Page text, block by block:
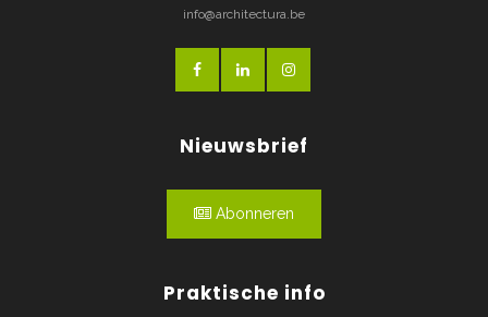
info@architectura.be
Nieuwsbrief
Abonneren
Praktische info